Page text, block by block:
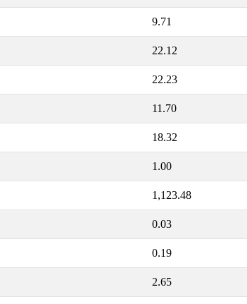
9.71
22.12
22.23
11.70
18.32
1.00
1,123.48
0.03
0.19
2.65